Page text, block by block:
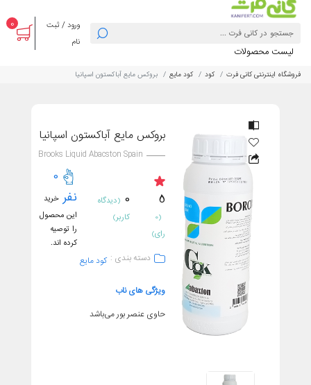
ورود / ثبت
نام
0
لیست محصولات
فروشگاه اینترنتی کانی فرت کود کود مایع بروکس مایع آباکستون اسپانیا
بروکس مایع آباکستون اسپانیا
Brooks Liquid Abacston Spain
5
(0
رای)
0 (دیدگاه
کاربر)
0
نفر خرید
این محصول
را توصیه
کرده اند.
دسته بندی : کود مایع
ویژگی های ناب
حاوی عنصر بور می‌باشد